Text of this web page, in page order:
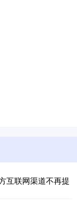
互联网渠道不再提